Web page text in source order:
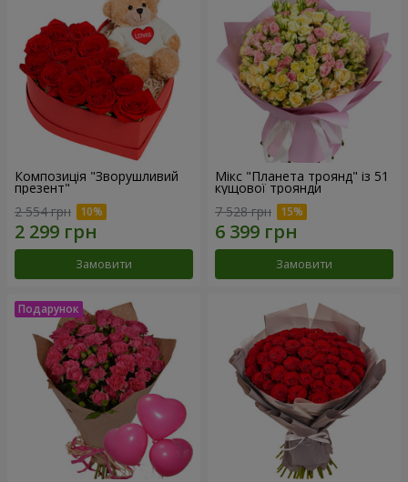
Композиція "Зворушливий
презент"
2 554 грн
Замовити
Мікс "Планета троянд" із 51
кущової троянди
7 528 грн
Замовити